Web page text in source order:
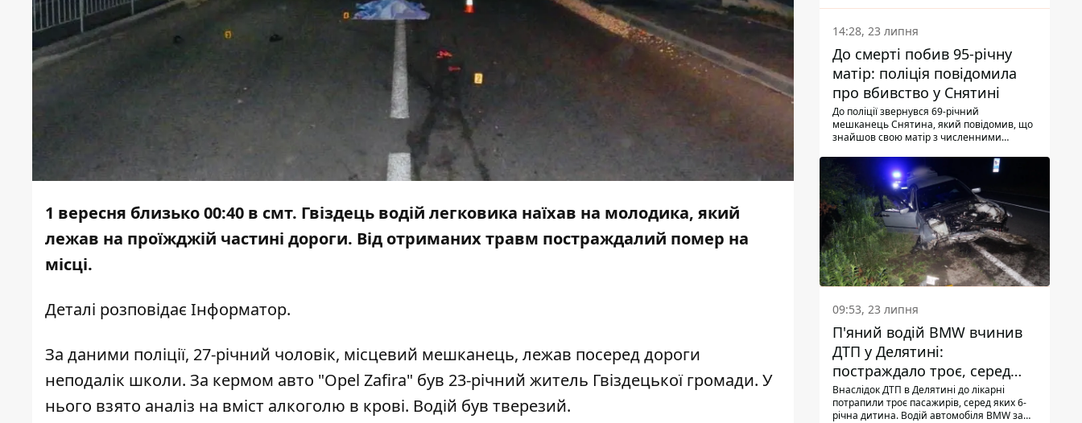
1 вересня близько 00:40 в смт. Гвіздець водій легковика наїхав на молодика, який
лежав на проїжджій частині дороги. Від отриманих травм постраждалий помер на
місці.
Деталі розповідає Інформатор.
За даними поліції, 27-річний чоловік, місцевий мешканець, лежав посеред дороги
неподалік школи. За кермом авто "Opel Zafira" був 23-річний житель Гвіздецької громади. У
нього взято аналіз на вміст алкоголю в крові. Водій був тверезий.
виявили тіло.
14:28, 23 липня
До смерті побив 95-річну
матір: поліція повідомила
про вбивство у Снятині
До поліції звернувся 69-річний
мешканець Снятина, який повідомив, що
знайшов свою матір з численними
з'ясували правоохоронці, ці травми жінці
наніс її син.
09:53, 23 липня
П'яний водій BMW вчинив
ДТП у Делятині:
постраждало троє, серед
них - дитина
Внаслідок ДТП в Делятині до лікарні
потрапили троє пасажирів, серед яких 6-
річна дитина. Водій автомобіля BMW за